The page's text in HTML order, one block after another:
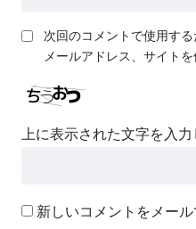
次回のコメントで使用す
メールアドレス、サイトを
上に表示された文字を入力
新しいコメントをメー